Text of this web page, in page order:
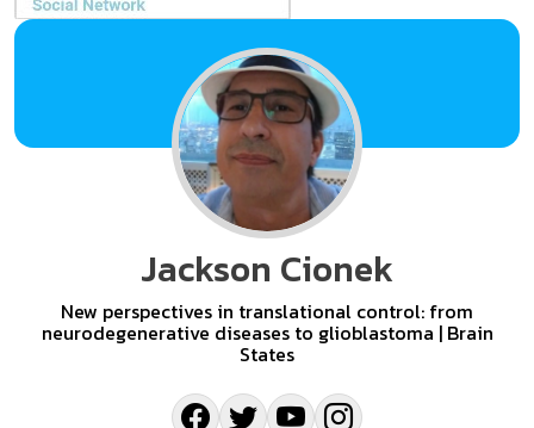
Jackson Cionek
New perspectives in translational control: from
neurodegenerative diseases to glioblastoma | Brain
States